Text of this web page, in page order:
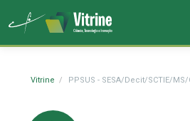
Vitrine PPSUS - SESA/Decit/SCTIE/